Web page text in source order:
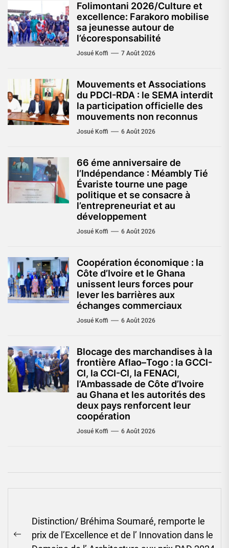
Folimontani 2026/Culture et
excellence: Farakoro mobilise
sa jeunesse autour de
l’écoresponsabilité
Josué Koffi 7 Août 2026
Mouvements et Associations
du PDCI-RDA : le SEMA interdit
la participation officielle des
mouvements non reconnus
Josué Koffi 6 Août 2026
66 éme anniversaire de
l’Indépendance : Méambly Tié
Évariste tourne une page
politique et se consacre à
l’entrepreneuriat et au
développement
Josué Koffi 6 Août 2026
Coopération économique : la
Côte d’Ivoire et le Ghana
unissent leurs forces pour
lever les barrières aux
échanges commerciaux
Josué Koffi 6 Août 2026
Blocage des marchandises à la
frontière Aflao–Togo : la GCCI-
CI, la CCI-CI, la FENACI,
l’Ambassade de Côte d’Ivoire
au Ghana et les autorités des
deux pays renforcent leur
coopération
Josué Koffi 6 Août 2026
de
l’article
Previous
Distinction/ Bréhima Soumaré, remporte le
prix de l’Excellence et de l’ Innovation dans le